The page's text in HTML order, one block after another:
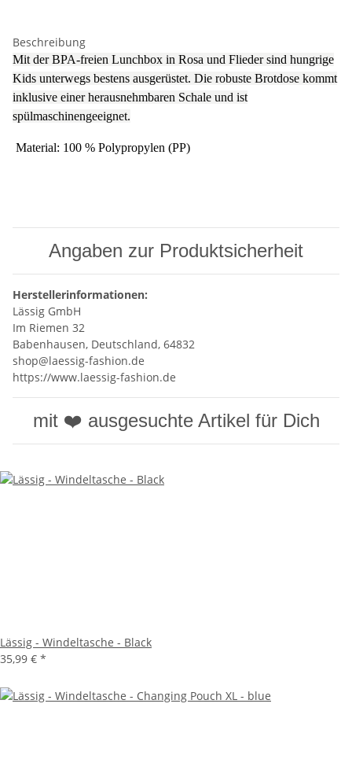
Beschreibung
Mit der BPA-freien Lunchbox in Rosa und Flieder sind hungrige
Kids unterwegs bestens ausgerüstet. Die robuste Brotdose kommt
inklusive einer herausnehmbaren Schale und ist
spülmaschinengeeignet.
Material: 100 % Polypropylen (PP)
Angaben zur Produktsicherheit
Herstellerinformationen:
Lässig GmbH
Im Riemen 32
Babenhausen, Deutschland, 64832
shop@laessig-fashion.de
https://www.laessig-fashion.de
mit ❤️ ausgesuchte Artikel für Dich
Lässig - Windeltasche - Black
35,99 € *